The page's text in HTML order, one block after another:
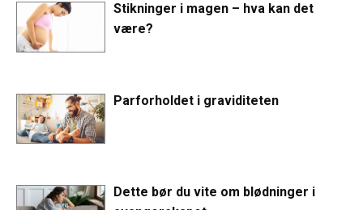
Stikninger i magen – hva kan det
være?
Parforholdet i graviditeten
Dette bør du vite om blødninger i